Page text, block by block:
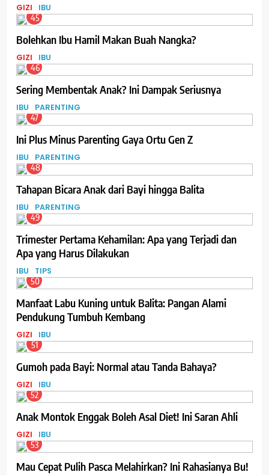
GIZI IBU
45
Bolehkan Ibu Hamil Makan Buah Nangka?
GIZI IBU
46
Sering Membentak Anak? Ini Dampak Seriusnya
IBU PARENTING
47
Ini Plus Minus Parenting Gaya Ortu Gen Z
IBU PARENTING
48
Tahapan Bicara Anak dari Bayi hingga Balita
IBU PARENTING
49
Trimester Pertama Kehamilan: Apa yang Terjadi dan
Apa yang Harus Dilakukan
IBU TIPS
50
Manfaat Labu Kuning untuk Balita: Pangan Alami
Pendukung Tumbuh Kembang
GIZI IBU
51
Gumoh pada Bayi: Normal atau Tanda Bahaya?
GIZI IBU
52
Anak Montok Enggak Boleh Asal Diet! Ini Saran Ahli
GIZI IBU
53
Mau Cepat Pulih Pasca Melahirkan? Ini Rahasianya Bu!